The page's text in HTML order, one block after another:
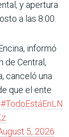
y apertura
a las 8:00.
informó
de Central,
canceló una
que el ente
#TodoEstáEnLN
5, 2026